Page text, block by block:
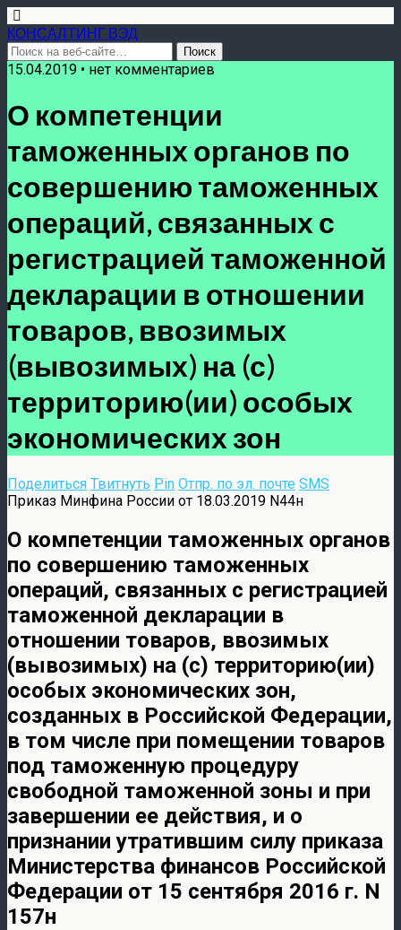
КОНСАЛТИНГ ВЭД
15.04.2019 • нет комментариев
О компетенции
таможенных органов по
совершению таможенных
операций, связанных с
регистрацией таможенной
декларации в отношении
товаров, ввозимых
(вывозимых) на (с)
территорию(ии) особых
экономических зон
Поделиться Твитнуть Pin Отпр. по эл. почте SMS
Приказ Минфина России от 18.03.2019 N44н
О компетенции таможенных органов
по совершению таможенных
операций, связанных с регистрацией
таможенной декларации в
отношении товаров, ввозимых
(вывозимых) на (с) территорию(ии)
особых экономических зон,
созданных в Российской Федерации,
в том числе при помещении товаров
под таможенную процедуру
свободной таможенной зоны и при
завершении ее действия, и о
признании утратившим силу приказа
Министерства финансов Российской
Федерации от 15 сентября 2016 г. N
157н